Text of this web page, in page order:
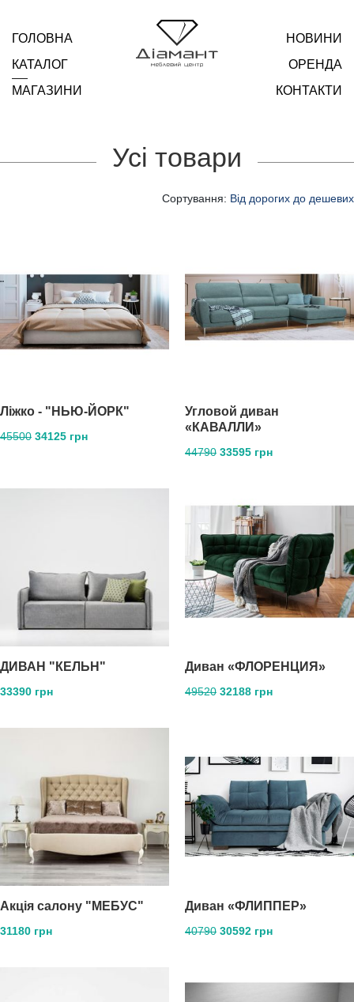
ГОЛОВНА
КАТАЛОГ
МАГАЗИНИ
НОВИНИ
ОРЕНДА
КОНТАКТИ
Усі товари
Сортування: Від дорогих до дешевих
Ліжко - "НЬЮ-ЙОРК"
45500 34125 грн
Угловой диван
«КАВАЛЛИ»
44790 33595 грн
ДИВАН "КЕЛЬН"
33390 грн
Диван «ФЛОРЕНЦИЯ»
49520 32188 грн
Акція салону "МЕБУС"
31180 грн
Диван «ФЛИППЕР»
40790 30592 грн